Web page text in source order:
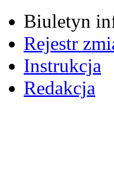
Biuletyn
Rejestr
Instrukcja
Redakcja